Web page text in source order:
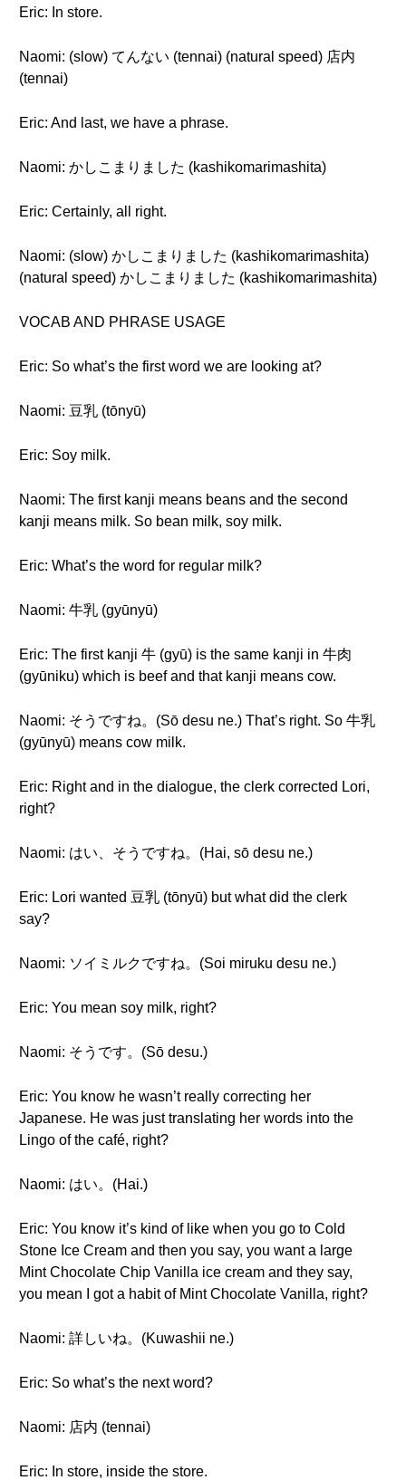
Eric: In store.
Naomi: (slow) てんない (tennai) (natural speed) 店内
(tennai)
Eric: And last, we have a phrase.
Naomi: かしこまりました (kashikomarimashita)
Eric: Certainly, all right.
Naomi: (slow) かしこまりました (kashikomarimashita)
(natural speed) かしこまりました (kashikomarimashita)
VOCAB AND PHRASE USAGE
Eric: So what’s the first word we are looking at?
Naomi: 豆乳 (tōnyū)
Eric: Soy milk.
Naomi: The first kanji means beans and the second
kanji means milk. So bean milk, soy milk.
Eric: What’s the word for regular milk?
Naomi: 牛乳 (gyūnyū)
Eric: The first kanji 牛 (gyū) is the same kanji in 牛肉
(gyūniku) which is beef and that kanji means cow.
Naomi: そうですね。(Sō desu ne.) That’s right. So 牛乳
(gyūnyū) means cow milk.
Eric: Right and in the dialogue, the clerk corrected Lori,
right?
Naomi: はい、そうですね。(Hai, sō desu ne.)
Eric: Lori wanted 豆乳 (tōnyū) but what did the clerk
say?
Naomi: ソイミルクですね。(Soi miruku desu ne.)
Eric: You mean soy milk, right?
Naomi: そうです。(Sō desu.)
Eric: You know he wasn’t really correcting her
Japanese. He was just translating her words into the
Lingo of the café, right?
Naomi: はい。(Hai.)
Eric: You know it’s kind of like when you go to Cold
Stone Ice Cream and then you say, you want a large
Mint Chocolate Chip Vanilla ice cream and they say,
you mean I got a habit of Mint Chocolate Vanilla, right?
Naomi: 詳しいね。(Kuwashii ne.)
Eric: So what’s the next word?
Naomi: 店内 (tennai)
Eric: In store, inside the store.